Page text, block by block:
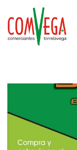
Saltar
al